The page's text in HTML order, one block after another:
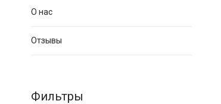
О нас
Отзывы
Фильтры